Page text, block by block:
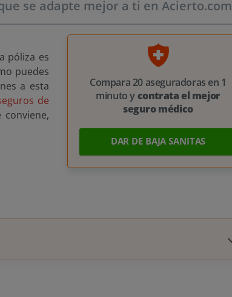
se adapte mejor a ti en Acierto.com
Compara 20 aseguradoras en 1
minuto ycontrata el mejor
seguro médico
DAR DE BAJA SANITAS
póliza es
puedes
a esta
de